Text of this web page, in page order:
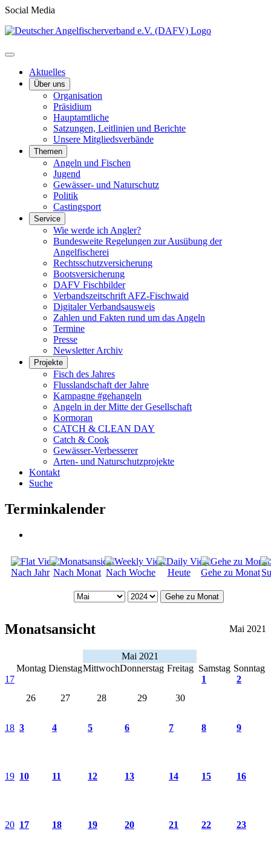
Social Media
Aktuelles
Über uns
Organisation
Präsidium
Hauptamtliche
Satzungen, Leitlinien und Berichte
Unsere Mitgliedsverbände
Themen
Angeln und Fischen
Jugend
Gewässer- und Naturschutz
Politik
Castingsport
Service
Wie werde ich Angler?
Bundesweite Regelungen zur Ausübung der
Angelfischerei
Rechtsschutzversicherung
Bootsversicherung
DAFV Fischbilder
Verbandszeitschrift AFZ-Fischwaid
Digitaler Verbandsausweis
Zahlen und Fakten rund um das Angeln
Termine
Presse
Newsletter Archiv
Projekte
Fisch des Jahres
Flusslandschaft der Jahre
Kampagne #gehangeln
Angeln in der Mitte der Gesellschaft
Kormoran
CATCH & CLEAN DAY
Catch & Cook
Gewässer-Verbesserer
Arten- und Naturschutzprojekte
Kontakt
Suche
Terminkalender
Nach Jahr Nach Monat Nach Woche Heute Gehe zu Monat
Gehe zu Monat
Monatsansicht Mai 2021
Mai 2021
Montag DienstagMittwochDonnerstag Freitag Samstag Sonntag
17
26
27 28 29 30
1 2
18 3 4 5 6 7 8 9
19 10 11 12 13 14 15 16
20 17 18 19 20 21 22 23